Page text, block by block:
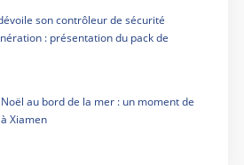
son contrôleur de sécurité
: présentation du pack de
au bord de la mer : un moment de
Xiamen